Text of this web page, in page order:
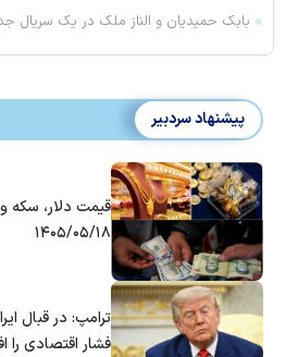
بابک حمیدیان و الناز ملک در یک سریال
پیشنهاد سردبیر
قیمت دلار، سکه
۱۴۰۵/۰۵/۱۸
ترامپ: در قبال
فشار اقتصادی